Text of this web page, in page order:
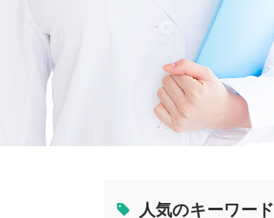
人気のキーワード